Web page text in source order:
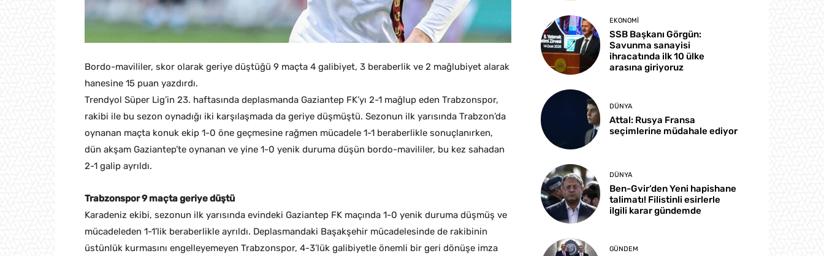
Bordo-mavililer, skor olarak geriye düştüğü 9 maçta 4 galibiyet, 3 beraberlik ve 2 mağlubiyet alarak
hanesine 15 puan yazdırdı.
Trendyol Süper Lig’in 23. haftasında deplasmanda Gaziantep FK’yı 2-1 mağlup eden Trabzonspor,
rakibi ile bu sezon oynadığı iki karşılaşmada da geriye düşmüştü. Sezonun ilk yarısında Trabzon’da
oynanan maçta konuk ekip 1-0 öne geçmesine rağmen mücadele 1-1 beraberlikle sonuçlanırken,
dün akşam Gaziantep’te oynanan ve yine 1-0 yenik duruma düşün bordo-mavililer, bu kez sahadan
2-1 galip ayrıldı.
Trabzonspor 9 maçta geriye düştü
Karadeniz ekibi, sezonun ilk yarısında evindeki Gaziantep FK maçında 1-0 yenik duruma düşmüş ve
mücadeleden 1-1’lik beraberlikle ayrıldı. Deplasmandaki Başakşehir mücadelesinde de rakibinin
üstünlük kurmasını engelleyemeyen Trabzonspor, 4-3’lük galibiyetle önemli bir geri dönüşe imza
EKONOMI
SSB Başkanı Görgün:
Savunma sanayisi
ihracatında ilk 10 ülke
arasına giriyoruz
DÜNYA
Attal: Rusya Fransa
seçimlerine müdahale ediyor
DÜNYA
Ben-Gvir’den Yeni hapishane
talimatı! Filistinli esirlerle
ilgili karar gündemde
GÜNDEM